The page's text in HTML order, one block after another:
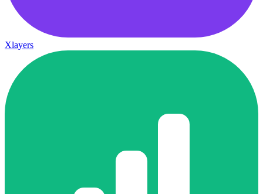
Xlayers